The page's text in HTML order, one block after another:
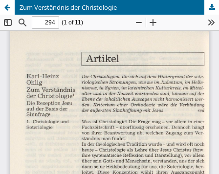
Zum Verständnis der Christologie